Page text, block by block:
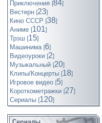
Приключения [84]
Вестерн [23]
Кино СССР [38]
Аниме [101]
Трэш [15]
Машинима [6]
Видеоуроки [2]
Музыкальный [20]
Клипы/Концерты [18]
Игровое видео [5]
Короткометражки [27]
Cериалы [120]